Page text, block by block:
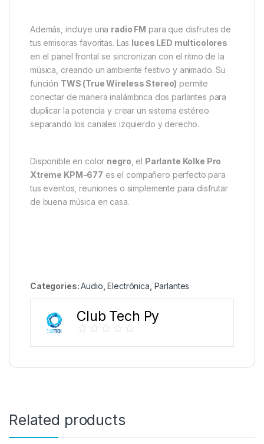
Además, incluye una radio FM para que disfrutes de
tus emisoras favoritas. Las luces LED multicolores
en el panel frontal se sincronizan con el ritmo de la
música, creando un ambiente festivo y animado. Su
función TWS (True Wireless Stereo) permite
conectar de manera inalámbrica dos parlantes para
duplicar la potencia y crear un sistema estéreo
separando los canales izquierdo y derecho.
Disponible en color negro , el Parlante Kolke Pro
Xtreme KPM-677 es el compañero perfecto para
tus eventos, reuniones o simplemente para disfrutar
de buena música en casa.
Categories:Audio ,Electrónica Parlantes
Club Tech Py
Related products